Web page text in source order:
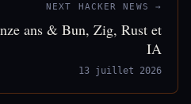
NEXT HACKER NEWS →
ans & Bun, Zig, Rust et
IA
13 juillet 2026